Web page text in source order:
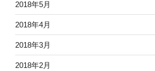
2018年5月
2018年4月
2018年3月
2018年2月